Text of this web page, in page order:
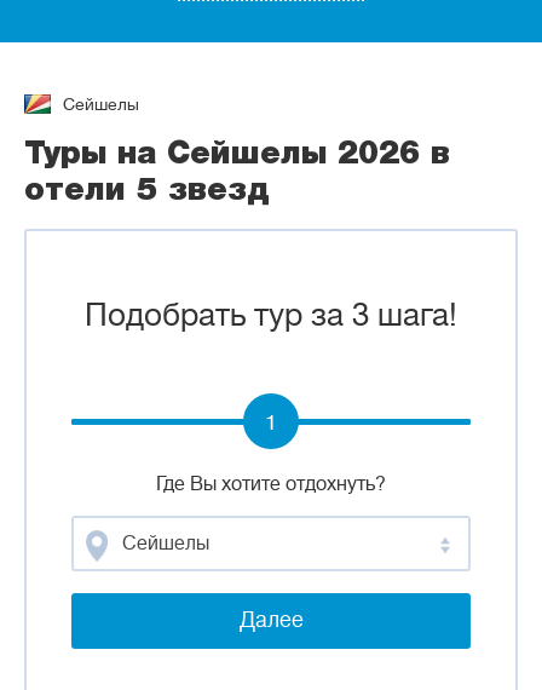
Сейшелы
Туры на Сейшелы 2026 в
отели 5 звезд
Подобрать тур за 3 шага!
Где Вы хотите отдохнуть?
Сейшелы
Далее
1